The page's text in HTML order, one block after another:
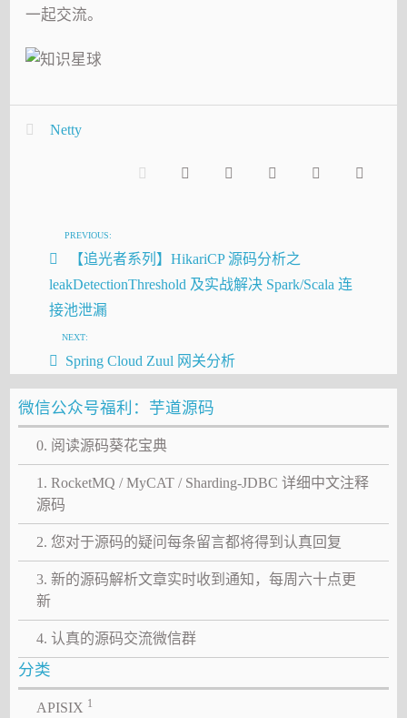
一起交流。
Netty
PREVIOUS:
【追光者系列】HikariCP 源码分析之
leakDetectionThreshold 及实战解决 Spark/Scala 连
接池泄漏
NEXT:
Spring Cloud Zuul 网关分析
微信公众号福利：芋道源码
0. 阅读源码葵花宝典
1. RocketMQ / MyCAT / Sharding-JDBC 详细中文注释
源码
2. 您对于源码的疑问每条留言都将得到认真回复
3. 新的源码解析文章实时收到通知，每周六十点更
新
4. 认真的源码交流微信群
分类
APISIX 1